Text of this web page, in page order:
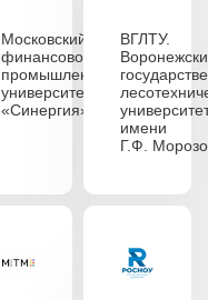
Московский
финансово-
промышленный
университет
«Синергия»
ВГЛТУ.
имени
Г.Ф.